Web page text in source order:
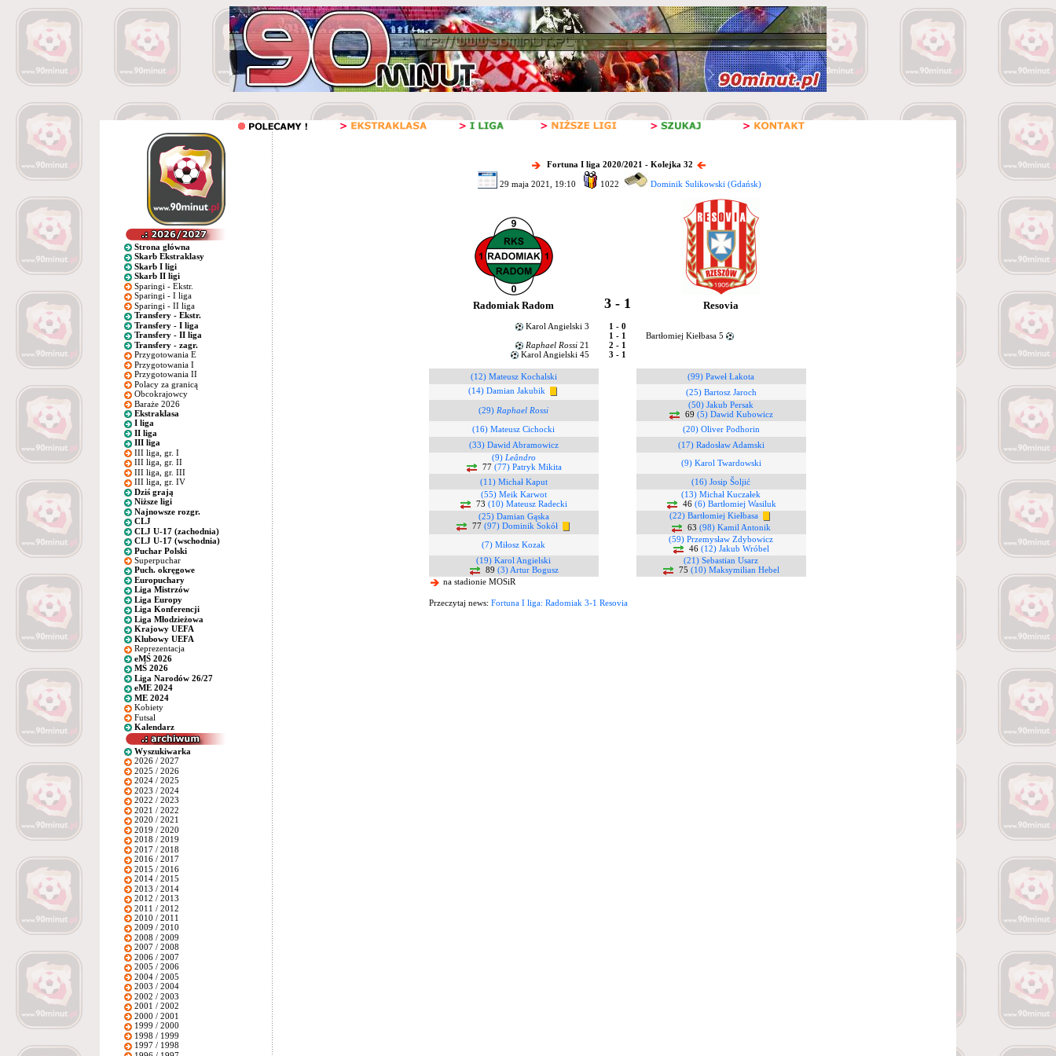
Strona główna
Skarb Ekstraklasy
Skarb I ligi
Skarb II ligi
Sparingi - Ekstr.
Sparingi - I liga
Sparingi - II liga
Transfery - Ekstr.
Transfery - I liga
Transfery - II liga
Transfery - zagr.
Przygotowania E
Przygotowania I
Przygotowania II
Polacy za granicą
Obcokrajowcy
Baraże 2026
Ekstraklasa
I liga
II liga
III liga
III liga, gr. I
III liga, gr. II
III liga, gr. III
III liga, gr. IV
Dziś grają
Niższe ligi
Najnowsze rozgr.
CLJ
CLJ U-17 (zachodnia)
CLJ U-17 (wschodnia)
Puchar Polski
Superpuchar
Puch. okręgowe
Europuchary
Liga Mistrzów
Liga Europy
Liga Konferencji
Liga Młodzieżowa
Krajowy UEFA
Klubowy UEFA
Reprezentacja
eMŚ 2026
MŚ 2026
Liga Narodów 26/27
eME 2024
ME 2024
Kobiety
Futsal
Kalendarz
Wyszukiwarka
2026 / 2027
2025 / 2026
2024 / 2025
2023 / 2024
2022 / 2023
2021 / 2022
2020 / 2021
2019 / 2020
2018 / 2019
2017 / 2018
2016 / 2017
2015 / 2016
2014 / 2015
2013 / 2014
2012 / 2013
2011 / 2012
2010 / 2011
2009 / 2010
2008 / 2009
2007 / 2008
2006 / 2007
2005 / 2006
2004 / 2005
2003 / 2004
2002 / 2003
2001 / 2002
2000 / 2001
1999 / 2000
1998 / 1999
1997 / 1998
Fortuna I liga 2020/2021 - Kolejka 32
29 maja 2021, 19:10 1022 Dominik Sulikowski (Gdańsk)
Radomiak Radom 3 - 1 Resovia
Karol Angielski 3
1 - 0
1 - 1
Bartłomiej Kiełbasa 5
Raphael Rossi21
2 - 1
Karol Angielski 45
3 - 1
(12) Mateusz Kochalski
(99) Paweł Łakota
(14) Damian Jakubik
(25) Bartosz Jaroch
(29) Raphael Rossi
(50) Jakub Persak
69 (5) Dawid Kubowicz
(16) Mateusz Cichocki
(20) Oliver Podhorin
(33) Dawid Abramowicz
(17) Radosław Adamski
(9) Leândro
77 (77) Patryk Mikita
(9) Karol Twardowski
(11) Michał Kaput
(16) Josip Šoljić
(55) Meik Karwot
73 (10) Mateusz Radecki
(13) Michał Kuczałek
46 (6) Bartłomiej Wasiluk
(25) Damian Gąska
77 (97) Dominik Sokół
(22) Bartłomiej Kiełbasa
63 (98) Kamil Antonik
(7) Miłosz Kozak
(59) Przemysław Zdybowicz
46 (12) Jakub Wróbel
(19) Karol Angielski
89 (3) Artur Bogusz
(21) Sebastian Usarz
75 (10) Maksymilian Hebel
na stadionie MOSiR
Przeczytaj news: Fortuna I liga: Radomiak 3-1 Resovia